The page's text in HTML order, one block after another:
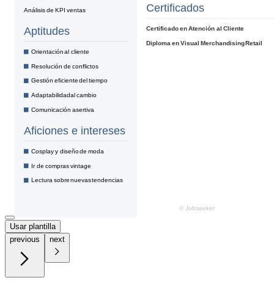
Usar plantilla
previous
next